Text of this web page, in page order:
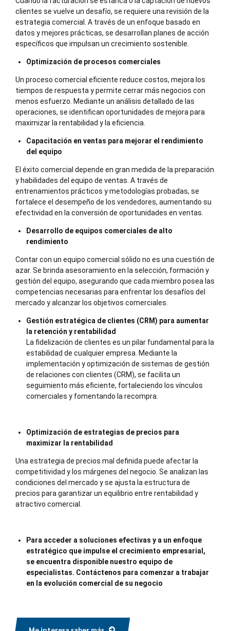
clientes se vuelve un desafío, se requiere una revisión de la
estrategia comercial. A través de un enfoque basado en
datos y mejores prácticas, se desarrollan planes de acción
específicos que impulsan un crecimiento sostenible.
Optimización de procesos comerciales
Un proceso comercial eficiente reduce costos, mejora los
tiempos de respuesta y permite cerrar más negocios con
menos esfuerzo. Mediante un análisis detallado de las
operaciones, se identifican oportunidades de mejora para
maximizar la rentabilidad y la eficiencia.
Capacitación en ventas para mejorar el rendimiento
del equipo
El éxito comercial depende en gran medida de la preparación
y habilidades del equipo de ventas. A través de
entrenamientos prácticos y metodologías probadas, se
fortalece el desempeño de los vendedores, aumentando su
efectividad en la conversión de oportunidades en ventas.
Desarrollo de equipos comerciales de alto
rendimiento
Contar con un equipo comercial sólido no es una cuestión de
azar. Se brinda asesoramiento en la selección, formación y
gestión del equipo, asegurando que cada miembro posea las
competencias necesarias para enfrentar los desafíos del
mercado y alcanzar los objetivos comerciales.
Gestión estratégica de clientes (CRM) para aumentar
la retención y rentabilidad
La fidelización de clientes es un pilar fundamental para la
estabilidad de cualquier empresa. Mediante la
implementación y optimización de sistemas de gestión
de relaciones con clientes (CRM), se facilita un
seguimiento más eficiente, fortaleciendo los vínculos
comerciales y fomentando la recompra.
Optimización de estrategias de precios para
maximizar la rentabilidad
Una estrategia de precios mal definida puede afectar la
competitividad y los márgenes del negocio. Se analizan las
condiciones del mercado y se ajusta la estructura de
precios para garantizar un equilibrio entre rentabilidad y
atractivo comercial.
Para acceder a soluciones efectivas y a un enfoque
estratégico que impulse el crecimiento empresarial,
se encuentra disponible nuestro equipo de
especialistas. Contáctenos para comenzar a trabajar
en la evolución comercial de su negocio